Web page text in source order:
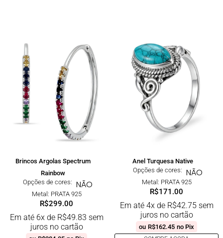
Brincos Argolas Spectrum
Rainbow
Opções de cores: NÃO
Metal: PRATA 925
R$299.00
Em até 6x de R$49.83 sem
juros no cartão
Anel Turquesa Native
Opções de cores: NÃO
Metal: PRATA 925
R$171.00
Em até 4x de R$42.75sem
juros no cartão
ou R$162.45 no Pix